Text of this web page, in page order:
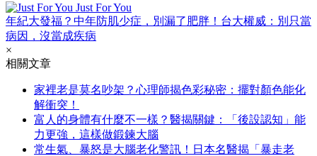
Just For You
年紀大發福？中年防肌少症，別漏了肥胖！台大權威：別只當
病因，沒當成疾病
×
相關文章
家裡老是莫名吵架？心理師揭色彩秘密：擺對顏色能化
解衝突！
富人的身體有什麼不一樣？醫揭關鍵：「後設認知」能
力更強，這樣做鍛鍊大腦
常生氣、暴怒是大腦老化警訊！日本名醫揭「暴走老